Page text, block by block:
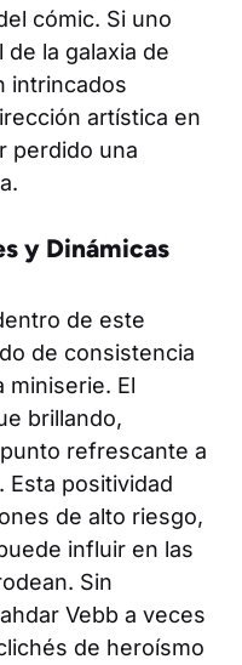
cómic. Si uno
la galaxia de
intrincados
artística en
perdido una
y Dinámicas
de este
de consistencia
miniserie. El
brillando,
refrescante a
Esta positividad
de alto riesgo,
influir en las
Sin
Vebb a veces
de heroísmo